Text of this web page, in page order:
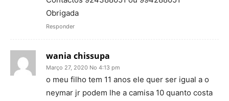
Obrigada
Responder
wania chissupa
Março 27, 2020 No 4:13 pm
o meu filho tem 11 anos ele quer ser igual a o
neymar jr podem lhe a camisa 10 quanto costa